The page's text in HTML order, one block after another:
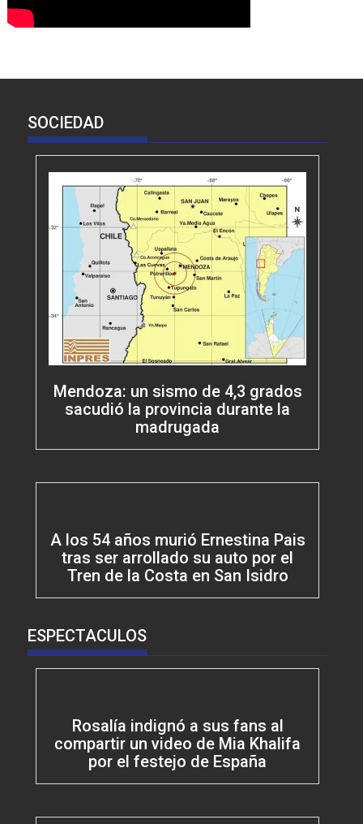
SOCIEDAD
Mendoza: un sismo de 4,3 grados
sacudió la provincia durante la
madrugada
A los 54 años murió Ernestina Pais
tras ser arrollado su auto por el
Tren de la Costa en San Isidro
ESPECTACULOS
Rosalía indignó a sus fans al
compartir un video de Mia Khalifa
por el festejo de España